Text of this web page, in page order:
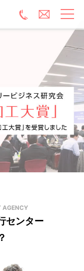
AGENCY
センター